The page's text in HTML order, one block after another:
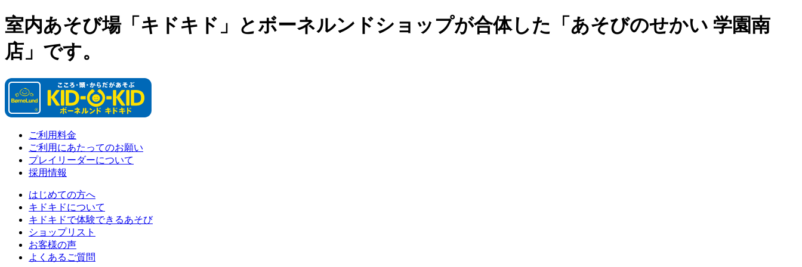
室内あそび場「キドキド」とボーネルンドショップが合体した「あそびのせかい 学園南
店」です。
ご利用料金
ご利用にあたってのお願い
プレイリーダーについて
採用情報
はじめての方へ
キドキドについて
キドキドで体験できるあそび
ショップリスト
お客様の声
よくあるご質問